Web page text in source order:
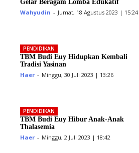
Gelar Beragam Lomba Edukatif
Wahyudin - Jumat, 18 Agustus 2023 | 15:24
PENDIDIKAN
TBM Budi Euy Hidupkan Kembali
Tradisi Yasinan
Haer - Minggu, 30 Juli 2023 | 13:26
PENDIDIKAN
TBM Budi Euy Hibur Anak-Anak
Thalasemia
Haer - Minggu, 2 Juli 2023 | 18:42